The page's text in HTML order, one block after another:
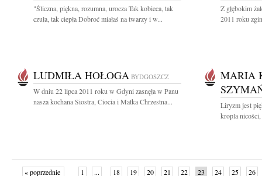
"Śliczna, piękna, rozumna, urocza Tak kobieca, tak
czuła, tak ciepła Dobroć miałaś na twarzy i w...
Z głębokim
2011 roku
LUDMIŁA HOŁOGA BYDGOSZCZ
W dniu 22 lipca 2011 roku w Gdyni zasnęła w Panu
nasza kochana Siostra, Ciocia i Matka Chrzestna...
MARIA
Liryzm jest
kropla
« poprzednie 1 ... 18 19 20 21 22 23 24 25 26